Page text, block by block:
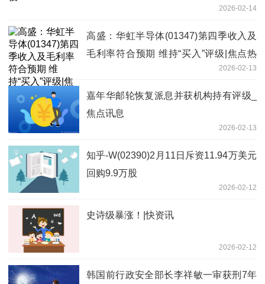
2026-02-14
高盛：华虹半导体(01347)第四季收入及
毛利率符合预期 维持“买入”评级|焦点热
2026-02-13
嘉年华邮轮恢复派息并获机构持有评级_
焦点讯息
2026-02-13
知乎-W(02390)2月11日斥资11.94万美元
回购9.9万股
2026-02-12
史诗级暴涨！|快资讯
2026-02-12
韩国前行政安全部长李祥敏一审获刑7年